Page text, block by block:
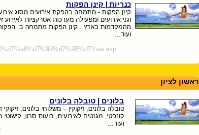
כנריות | קינן הפקות
קינן הפקות - מתמחה בהפקת אירועים מסוג
וגני אירועים ומפעילה מערכות אטרקציות לאירוע
מהמקדמות בארץ . קינן הפקות מתמחה ב: הפקות
ועוד...
ראשון לציון
בלונים | טובלה בלונים
טובלה בלונים, זיקוקין – משלוחי בלונים, זיקוקי
קונפטי, מגנטים לאירועים, בועות סבון, קישוטי
ועוד...